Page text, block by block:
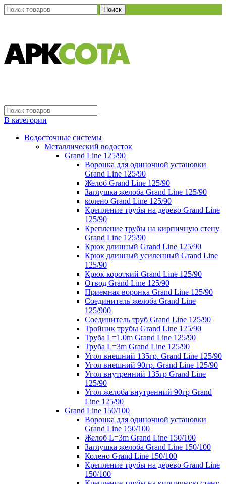
Поиск
В категории
Водосточные системы
Металлический водосток
Grand Line 125/90
Воронка для одиночной установки
Grand Line 125/90
Желоб Grand Line 125/90
Заглушка желоба Grand Line 125/90
колено Grand Line 125/90
Крепление трубы на дерево Grand Line
125/90
Крепление трубы на кирпичную стену
Grand Line 125/90
Крюк длинный Grand Line 125/90
Крюк длинный усиленный Grand Line
125/90
Крюк короткий Grand Line 125/90
Отвод Grand Line 125/90
Приемная воронка Grand Line 125/90
Соединитель желоба Grand Line
125/900
Соединитель труб Grand Line 125/90
Тройник трубы Grand Line 125/90
Труба L=1.0m Grand Line 125/90
Труба L=3m Grand Line 125/90
Угол внешний 135гр. Grand Line 125/90
Угол внешний 90гр. Grand Line 125/90
Угол внутренний 135гр Grand Line
125/90
Угол желоба внутренний 90гр Grand
Line 125/90
Grand Line 150/100
Воронка для одиночной установки
Grand Line 150/100
Желоб L=3m Grand Line 150/100
Заглушка желоба Grand Line 150/100
Колено Grand Line 150/100
Крепление трубы на дерево Grand Line
150/100